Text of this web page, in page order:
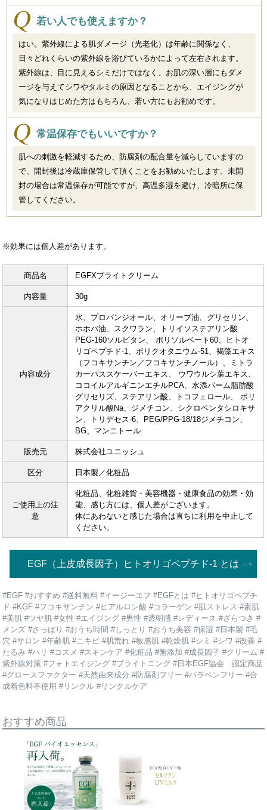
若い人でも使えますか？
はい。紫外線による肌ダメージ（光老化）は年齢に関係なく、
日々どれくらいの紫外線を浴びているかによって左右されます。
紫外線は、目に見えるシミだけではなく、お肌の深い層にもダメ
ージを与えてシワやタルミの原因となることから、エイジングが
気になりはじめた方はもちろん、若い方にもお勧めです。
常温保存でもいいですか？
肌への刺激を軽減するため、防腐剤の配合量を減らしていますの
で、開封後は冷蔵庫保管して頂くことをお勧めいたします。未開
封の場合は常温保存が可能ですが、高温多湿を避け、冷暗所に保
管してください。
※効果には個人差があります。
商品名 EGFXブライトクリーム
内容量 30g
内容成分
水、プロバンジオール、オリーブ油、グリセリン、
ホホバ油、スクワラン、トリイソステアリン酸
PEG-160ソルビタン、 ポリソルベート60、ヒトオ
リゴペプチド-1、ポリクオタニウム-51、褐藻エキス
（フコキサンチン／フコキサンチノール）、ミトラ
カーパススケーバーエキス、 ウワウルシ葉エキス、
ココイルアルギニンエチルPCA、水添パーム脂肪酸
グリセリズ、ステアリン酸、トコフェロール、 ポリ
アクリル酸Na、ジメチコン、シクロペンタシロキサ
ン、トリデセス-6、PEG/PPG-18/18ジメチコン、
BG、マンニトール
販売元 株式会社ユニッシュ
区分 日本製／化粧品
ご使用上の注
意
化粧品、化粧雑貨・美容機器・健康食品の効果・効
能、感じ方には、個人差がございます。
体にあわないと感じた場合は直ちに利用を中止して
ください。
EGF（上皮成長因子）ヒトオリゴペプチド-1 とは
#EGF #おすすめ #送料無料 #イージーエフ #EGFとは #ヒトオリゴペプチ
ド #KGF #フコキサンチン #ヒアルロン酸 #コラーゲン #肌ストレス #素肌
#美肌 #ツヤ肌 #女性 #エイジング #男性 #透明感 #レディース #ざらつき #
メンズ #さっぱり #おうち時間 #しっとり #おうち美容 #保湿 #日本製 #毛
穴 #サロン #年齢肌 #ニキビ #肌荒れ #敏感肌 #乾燥肌 #シミ #シワ #改善 #
たるみ #ハリ #コスメ #スキンケア #化粧品 #無添加 #成長因子 #クリーム #
紫外線対策 #フォトエイジング #ブライトニング #日本EGF協会 認定商品
#グロースファクター #天然由来成分 #防腐剤フリー #パラベンフリー #合
成着色料不使用 #リンクル #リンクルケア
おすすめ商品